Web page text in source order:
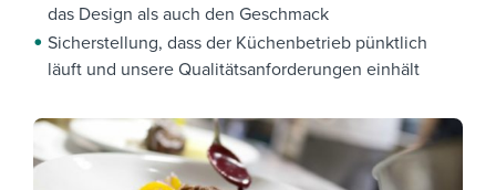
das Design als auch den Geschmack
Sicherstellung, dass der Küchenbetrieb pünktlich
läuft und unsere Qualitätsanforderungen einhält